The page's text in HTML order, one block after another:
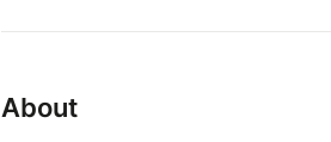
About